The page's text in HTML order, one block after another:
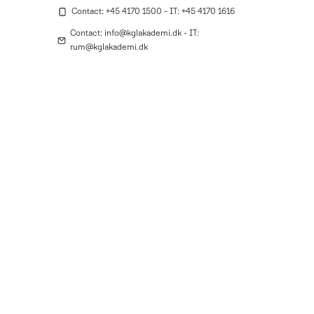
Contact: +45 4170 1500 - IT: +45 4170 1616
Contact: info@kglakademi.dk - IT:
rum@kglakademi.dk